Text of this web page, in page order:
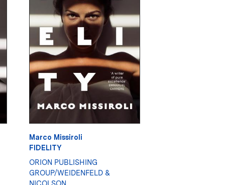
Marco Missiroli
FIDELITY
ORION PUBLISHING
GROUP/WEIDENFELD &
NICOLSON